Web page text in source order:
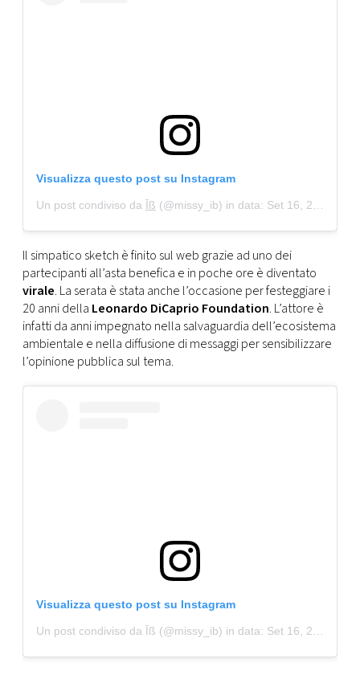
Visualizza questo post su Instagram
Un post condiviso da Īß (@missy_ib) in data: Set 16, 2018 at 12:58 PDT
Il simpatico sketch è finito sul web grazie ad uno dei
partecipanti all’asta benefica e in poche ore è diventato
virale. La serata è stata anche l’occasione per festeggiare i
20 anni della Leonardo DiCaprio Foundation. L’attore è
infatti da anni impegnato nella salvaguardia dell’ecosistema
ambientale e nella diffusione di messaggi per sensibilizzare
l’opinione pubblica sul tema.
Visualizza questo post su Instagram
Un post condiviso da Īß (@missy_ib) in data: Set 16, 2018 at 1:04 PDT